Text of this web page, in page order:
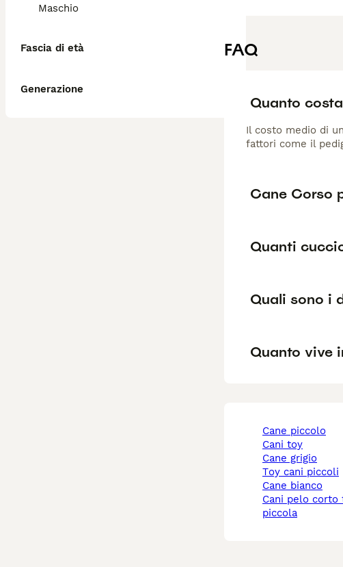
Maschio
Fascia di età
Generazione
FAQ
Quanto
Il costo medio di
fattori come il
Cane Corso
Quanti
Quali sono i
Quanto vive
cane piccolo
cani toy
cane grigio
toy cani piccoli
cane bianco
cani pelo corto taglia
piccola